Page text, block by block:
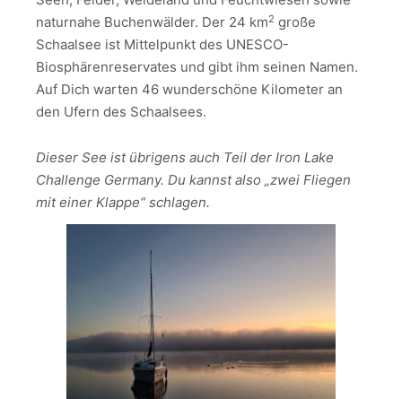
naturnahe Buchenwälder. Der 24 km2 große
Schaalsee ist Mittelpunkt des UNESCO-
Biosphärenreservates und gibt ihm seinen Namen.
Auf Dich warten 46 wunderschöne Kilometer an
den Ufern des Schaalsees.
Dieser See ist übrigens auch Teil der Iron Lake
Challenge Germany. Du kannst also „zwei Fliegen
mit einer Klappe“ schlagen.